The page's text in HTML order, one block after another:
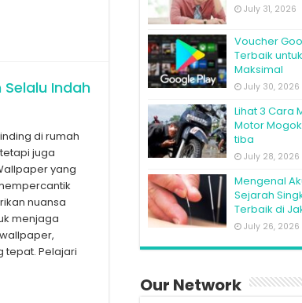
Indah
di rumah
juga
yang
nuansa
menjaga
tepat. Pelajari
July 31, 2026
Voucher
Terbaik
Maksimal
July 30, 2026
Lihat 3 Cara
Motor
tiba
July 28, 2026
Mengenal
Sejarah
Terbaik di
July 26, 2026
Our Network